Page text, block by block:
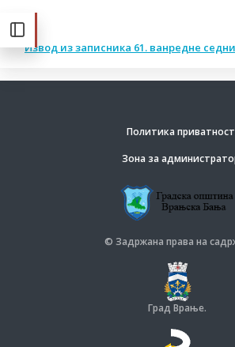
Извод из записника 61. ванредне
Политика
Зона за
© Задржана права на
Град Врање.